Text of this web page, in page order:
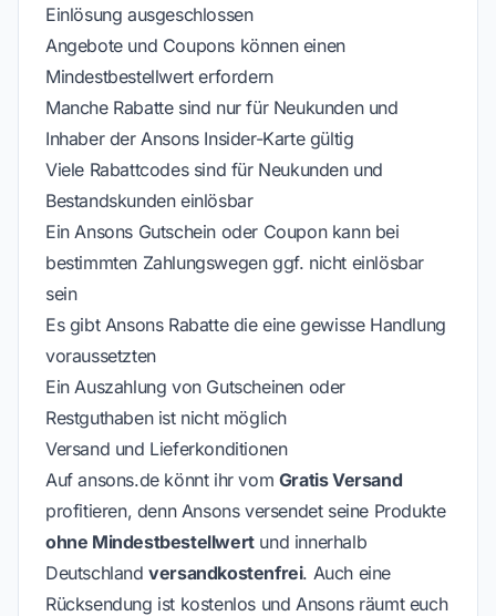
Einlösung ausgeschlossen
Angebote und Coupons können einen
Mindestbestellwert erfordern
Manche Rabatte sind nur für Neukunden und
Inhaber der Ansons Insider-Karte gültig
Viele Rabattcodes sind für Neukunden und
Bestandskunden einlösbar
Ein Ansons Gutschein oder Coupon kann bei
bestimmten Zahlungswegen ggf. nicht einlösbar
sein
Es gibt Ansons Rabatte die eine gewisse Handlung
voraussetzten
Ein Auszahlung von Gutscheinen oder
Restguthaben ist nicht möglich
Versand und Lieferkonditionen
Auf ansons.de könnt ihr vom Gratis Versand
profitieren, denn Ansons versendet seine Produkte
ohne Mindestbestellwertund innerhalb
Deutschlandversandkostenfrei. Auch eine
Rücksendung ist kostenlos und Ansons räumt euch